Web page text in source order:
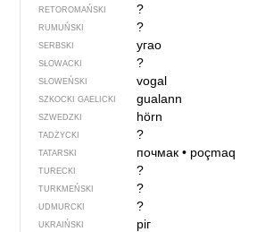
RETOROMAŃSKI ?
RUMUŃSKI ?
SERBSKI угао
SŁOWACKI ?
SŁOWEŃSKI vogal
SZKOCKI GAELICKI gualann
SZWEDZKI hörn
TADŻYCKI ?
TATARSKI почмак• poçmaq
TURECKI ?
TURKMEŃSKI ?
UDMURCKI ?
UKRAIŃSKI ріг